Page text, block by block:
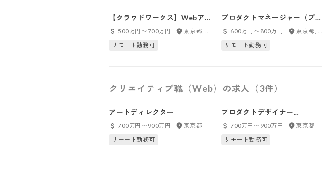
【クラウドワークス】Webアプ
リケーションエンジニア
500万円〜700万円
東京都, フルリモート
リモート勤務可
プロダクトマネージャー（プロ
ダクトオーナー）/ プロダクト
600万円〜800万円
東京都, フルリモート
リモート勤務可
クリエイティブ職（Web）の求人（3件）
アートディレクター
700万円〜900万円
東京都
リモート勤務可
プロダクトデザイナー
（UI/UX）
700万円〜900万円
東京都
リモート勤務可